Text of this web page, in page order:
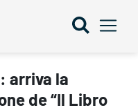
edizione de “Il
arriva la
de “Il Libro